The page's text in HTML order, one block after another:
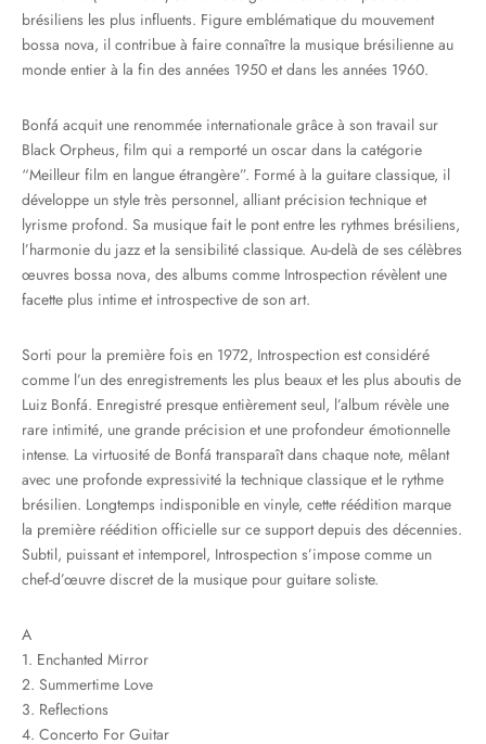
brésiliens les plus influents. Figure emblématique du mouvement
bossa nova, il contribue à faire connaître la musique brésilienne au
monde entier à la fin des années 1950 et dans les années 1960.
Bonfá acquit une renommée internationale grâce à son travail sur
Black Orpheus, film qui a remporté un oscar dans la catégorie
“Meilleur film en langue étrangère”. Formé à la guitare classique, il
développe un style très personnel, alliant précision technique et
lyrisme profond. Sa musique fait le pont entre les rythmes brésiliens,
l’harmonie du jazz et la sensibilité classique. Au-delà de ses célèbres
œuvres bossa nova, des albums comme Introspection révèlent une
facette plus intime et introspective de son art.
Sorti pour la première fois en 1972, Introspection est considéré
comme l’un des enregistrements les plus beaux et les plus aboutis de
Luiz Bonfá. Enregistré presque entièrement seul, l’album révèle une
rare intimité, une grande précision et une profondeur émotionnelle
intense. La virtuosité de Bonfá transparaît dans chaque note, mêlant
avec une profonde expressivité la technique classique et le rythme
brésilien. Longtemps indisponible en vinyle, cette réédition marque
la première réédition officielle sur ce support depuis des décennies.
Subtil, puissant et intemporel, Introspection s’impose comme un
chef-d’œuvre discret de la musique pour guitare soliste.
A
1. Enchanted Mirror
2. Summertime Love
3. Reflections
4. Concerto For Guitar